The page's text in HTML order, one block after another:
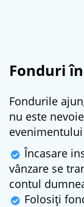
Fonduri
Fondurile
nu este
evenimentului
Încasare
vânzare se
contul
Folosiți